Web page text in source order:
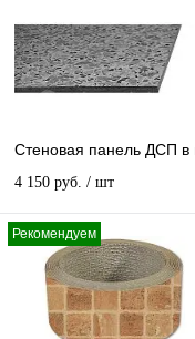
Стеновая панель ДСП в
4 150 руб. / шт
Рекомендуем